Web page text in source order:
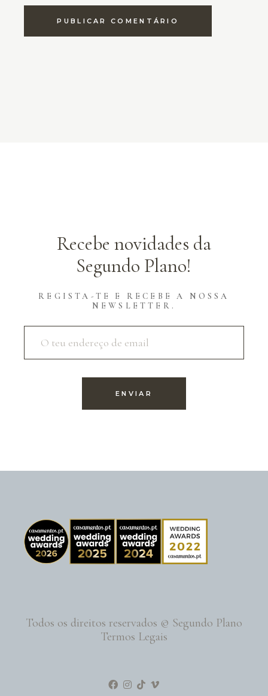
PUBLICAR COMENTÁRIO
Recebe novidades da
Segundo Plano!
REGISTA-TE E RECEBE A NOSSA
NEWSLETTER.
Todos os direitos reservados © Segundo Plano
Termos Legais